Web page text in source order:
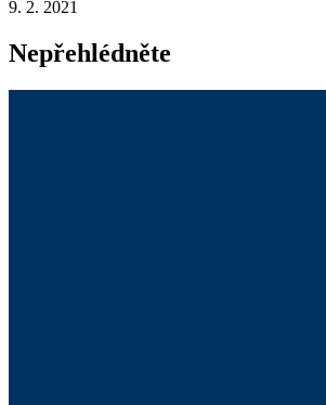
9. 2. 2021
Nepřehlédněte